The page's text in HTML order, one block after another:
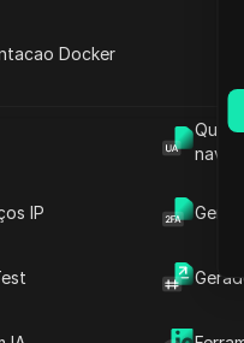
Qual
IP
Docker
online.